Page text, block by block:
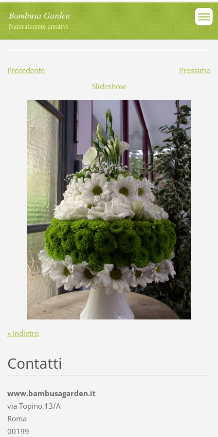
Bambusa Garden
Naturalmente creativi
Precedente
Prossimo
Slideshow
« Indietro
Contatti
www.bambusagarden.it
via Topino,13/A
Roma
00199